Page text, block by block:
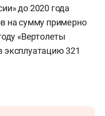
до 2020 года
на сумму примерно
«Вертолеты
эксплуатацию 321